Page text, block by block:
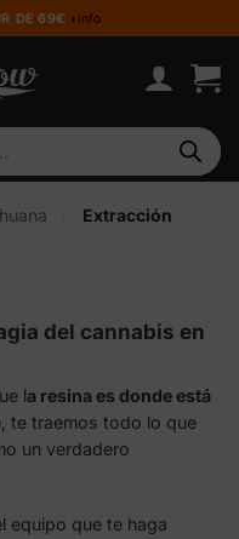
DE 69€ +info
Extracción
del cannabis en
la resina es donde está
te traemos todo lo que
un verdadero
equipo que te haga